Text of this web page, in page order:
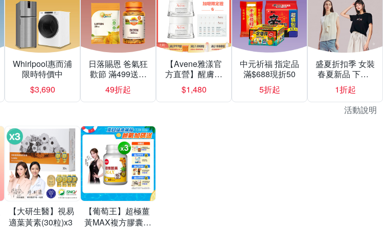
Whirlpool惠而浦
限時特價中
$3,690
日落賜恩 爸氣狂
歡節 滿499送緩
釋型C
49折起
【Avene雅漾官
方直營】醒膚緊
實彈力霜50mlX2
入組
$1,480
中元祈福 指定品
滿$688現折50
5折起
盛夏折扣季 女裝
春夏新品 下殺1
折起
1折起
活動說明
【大研生醫】視易
適葉黃素(30粒)x3
【葡萄王】超極薑
黃MAX複方膠囊